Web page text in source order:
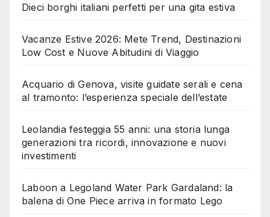
Dieci borghi italiani perfetti per una gita estiva
Vacanze Estive 2026: Mete Trend, Destinazioni
Low Cost e Nuove Abitudini di Viaggio
Acquario di Genova, visite guidate serali e cena
al tramonto: l’esperienza speciale dell’estate
Leolandia festeggia 55 anni: una storia lunga
generazioni tra ricordi, innovazione e nuovi
investimenti
Laboon a Legoland Water Park Gardaland: la
balena di One Piece arriva in formato Lego